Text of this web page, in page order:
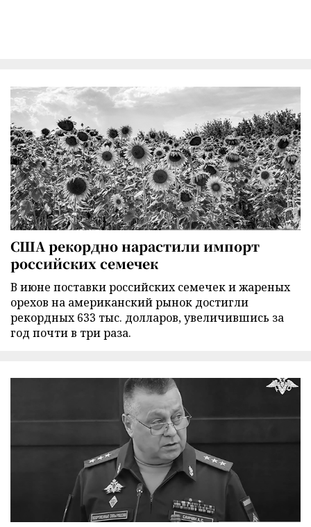
США рекордно нарастили импорт
российских семечек
В июне поставки российских семечек и жареных
орехов на американский рынок достигли
рекордных 633 тыс. долларов, увеличившись за
год почти в три раза.